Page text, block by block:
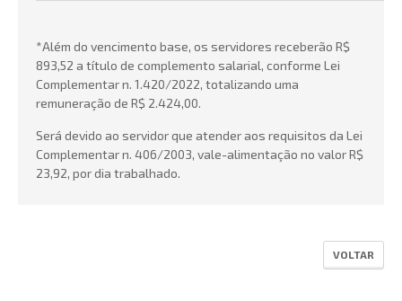
*Além do vencimento base, os servidores receberão R$
893,52 a título de complemento salarial, conforme Lei
Complementar n. 1.420/2022, totalizando uma
remuneração de R$ 2.424,00.
Será devido ao servidor que atender aos requisitos da Lei
Complementar n. 406/2003, vale-alimentação no valor R$
23,92, por dia trabalhado.
VOLTAR